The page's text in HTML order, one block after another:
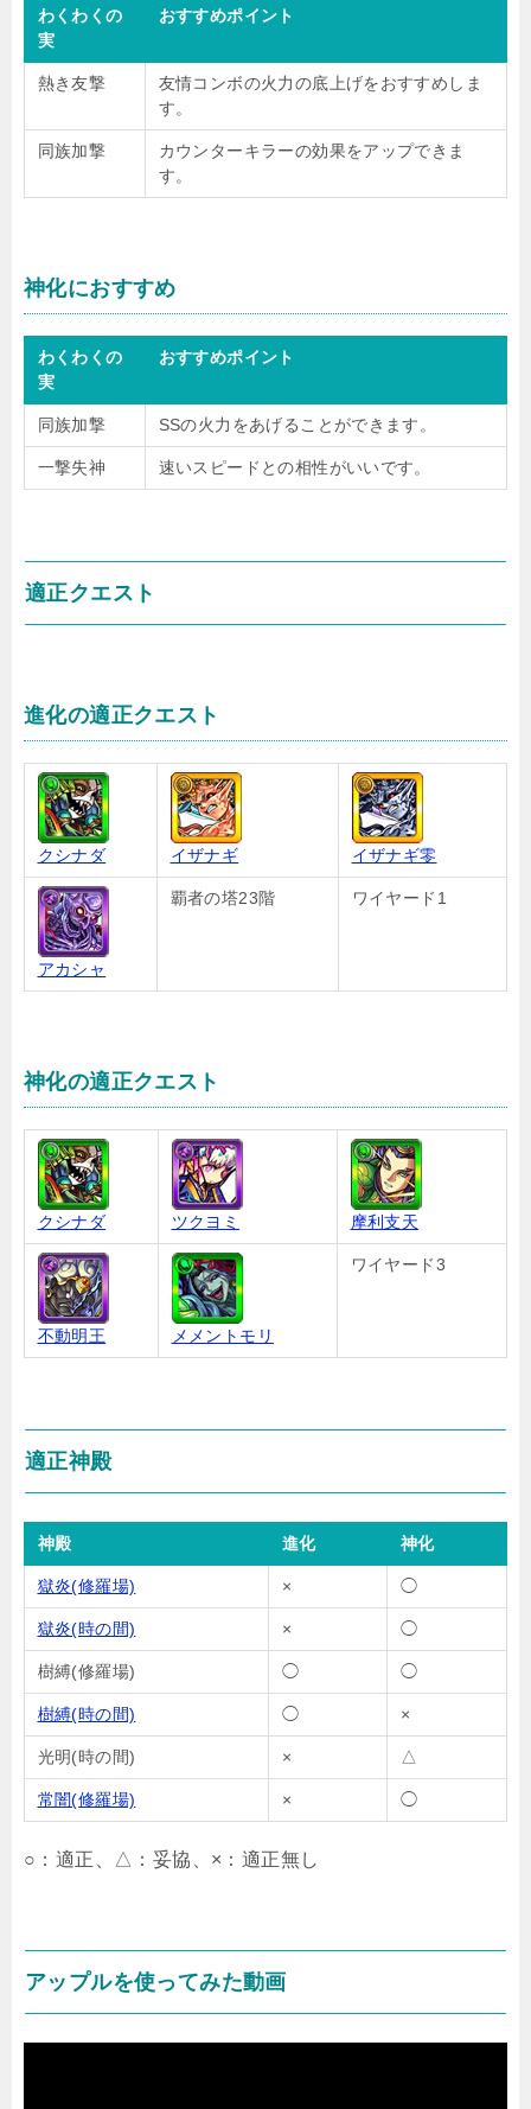
わくわくの
実
おすすめポイント
熱き友撃
友情コンボの火力の底上げをおすすめしま
す。
同族加撃
カウンターキラーの効果をアップできま
す。
神化におすすめ
わくわくの
実
おすすめポイント
同族加撃 SSの火力をあげることができます。
一撃失神 速いスピードとの相性がいいです。
適正クエスト
進化の適正クエスト
クシナダ イザナギ イザナギ零
アカシャ
覇者の塔23階 ワイヤード1
神化の適正クエスト
クシナダ ツクヨミ 摩利支天
不動明王 メメントモリ
ワイヤード3
適正神殿
神殿 進化 神化
獄炎(修羅場) × ◯
獄炎(時の間) × ◯
樹縛(修羅場) ◯ ◯
樹縛(時の間) ◯ ×
光明(時の間) × △
常闇(修羅場) × ◯
○：適正、△：妥協、×：適正無し
アップルを使ってみた動画